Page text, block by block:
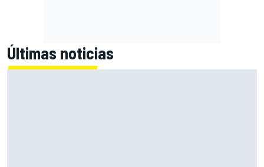
Últimas noticias